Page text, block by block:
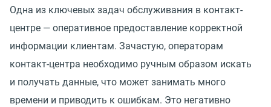
Одна из ключевых задач обслуживания в контакт-
центре — оперативное предоставление корректной
информации клиентам. Зачастую, операторам
контакт-центра необходимо ручным образом искать
и получать данные, что может занимать много
времени и приводить к ошибкам. Это негативно